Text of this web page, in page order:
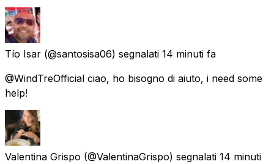
Tío Isar (@santosisa06) segnalati 14 minuti fa
@WindTreOfficial ciao, ho bisogno di aiuto, i need some
help!
Valentina Grispo (@ValentinaGrispo) segnalati 14 minuti